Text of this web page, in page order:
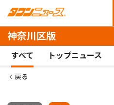
神奈川区版
すべて トップニュース
戻る